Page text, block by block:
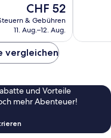
Der
Preis
beträgt
CHF 52
& Gebühren
11. Aug.–12. Aug.
vergleichen
und Vorteile
mehr Abenteuer!